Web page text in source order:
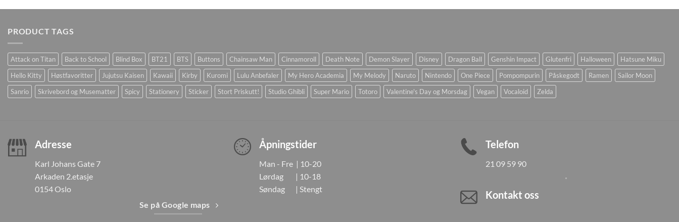
PRODUCT TAGS
Attack on Titan Back to School Blind Box BT21 BTS Buttons Chainsaw Man Cinnamoroll Death Note Demon Slayer Disney Dragon Ball Genshin Impact Glutenfri Halloween
Hatsune Miku
Hello Kitty
Høstfavoritter Jujutsu Kaisen Kawaii Kirby Kuromi Lulu Anbefaler My Hero Academia My Melody Naruto Nintendo One Piece Pompompurin Påskegodt Ramen
Sailor Moon
Sanrio
Skrivebord og Musematter Spicy Stationery Sticker Stort Priskutt! Studio Ghibli Super Mario Totoro Valentine's Day og Morsdag Vegan Vocaloid Zelda
Adresse
Karl Johans Gate 7
Arkaden 2.etasje
0154 Oslo
Se på Google maps
Åpningstider
Man - Fre | 10-20
Lørdag | 10-18
Søndag | Stengt
Telefon
21 09 59 90
Kontakt oss